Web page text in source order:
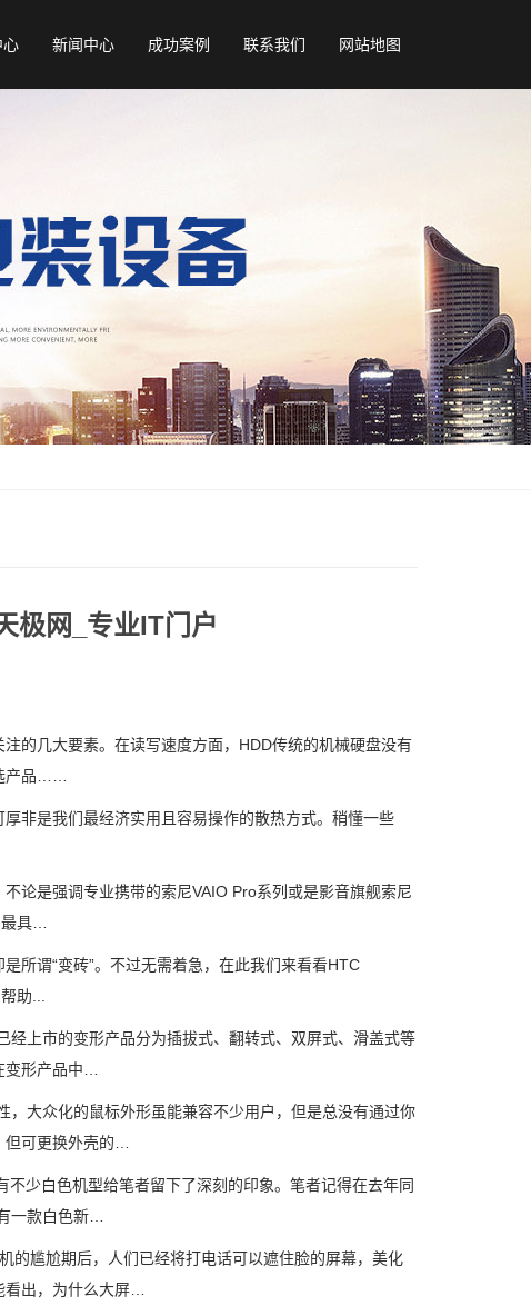
心 新闻中心 成功案例 联系我们 网站地图
极网_专业IT门户
几大要素。在读写速度方面，HDD传统的机械硬盘没有
产品……
是我们最经济实用且容易操作的散热方式。稍懂一些
是强调专业携带的索尼VAIO Pro系列或是影音旗舰索尼
具…
谓“变砖”。不过无需着急，在此我们来看看HTC
助...
上市的变形产品分为插拔式、翻转式、双屏式、滑盖式等
形产品中…
大众化的鼠标外形虽能兼容不少用户，但是总没有通过你
可更换外壳的…
少白色机型给笔者留下了深刻的印象。笔者记得在去年同
一款白色新…
尴尬期后，人们已经将打电话可以遮住脸的屏幕，美化
出，为什么大屏…